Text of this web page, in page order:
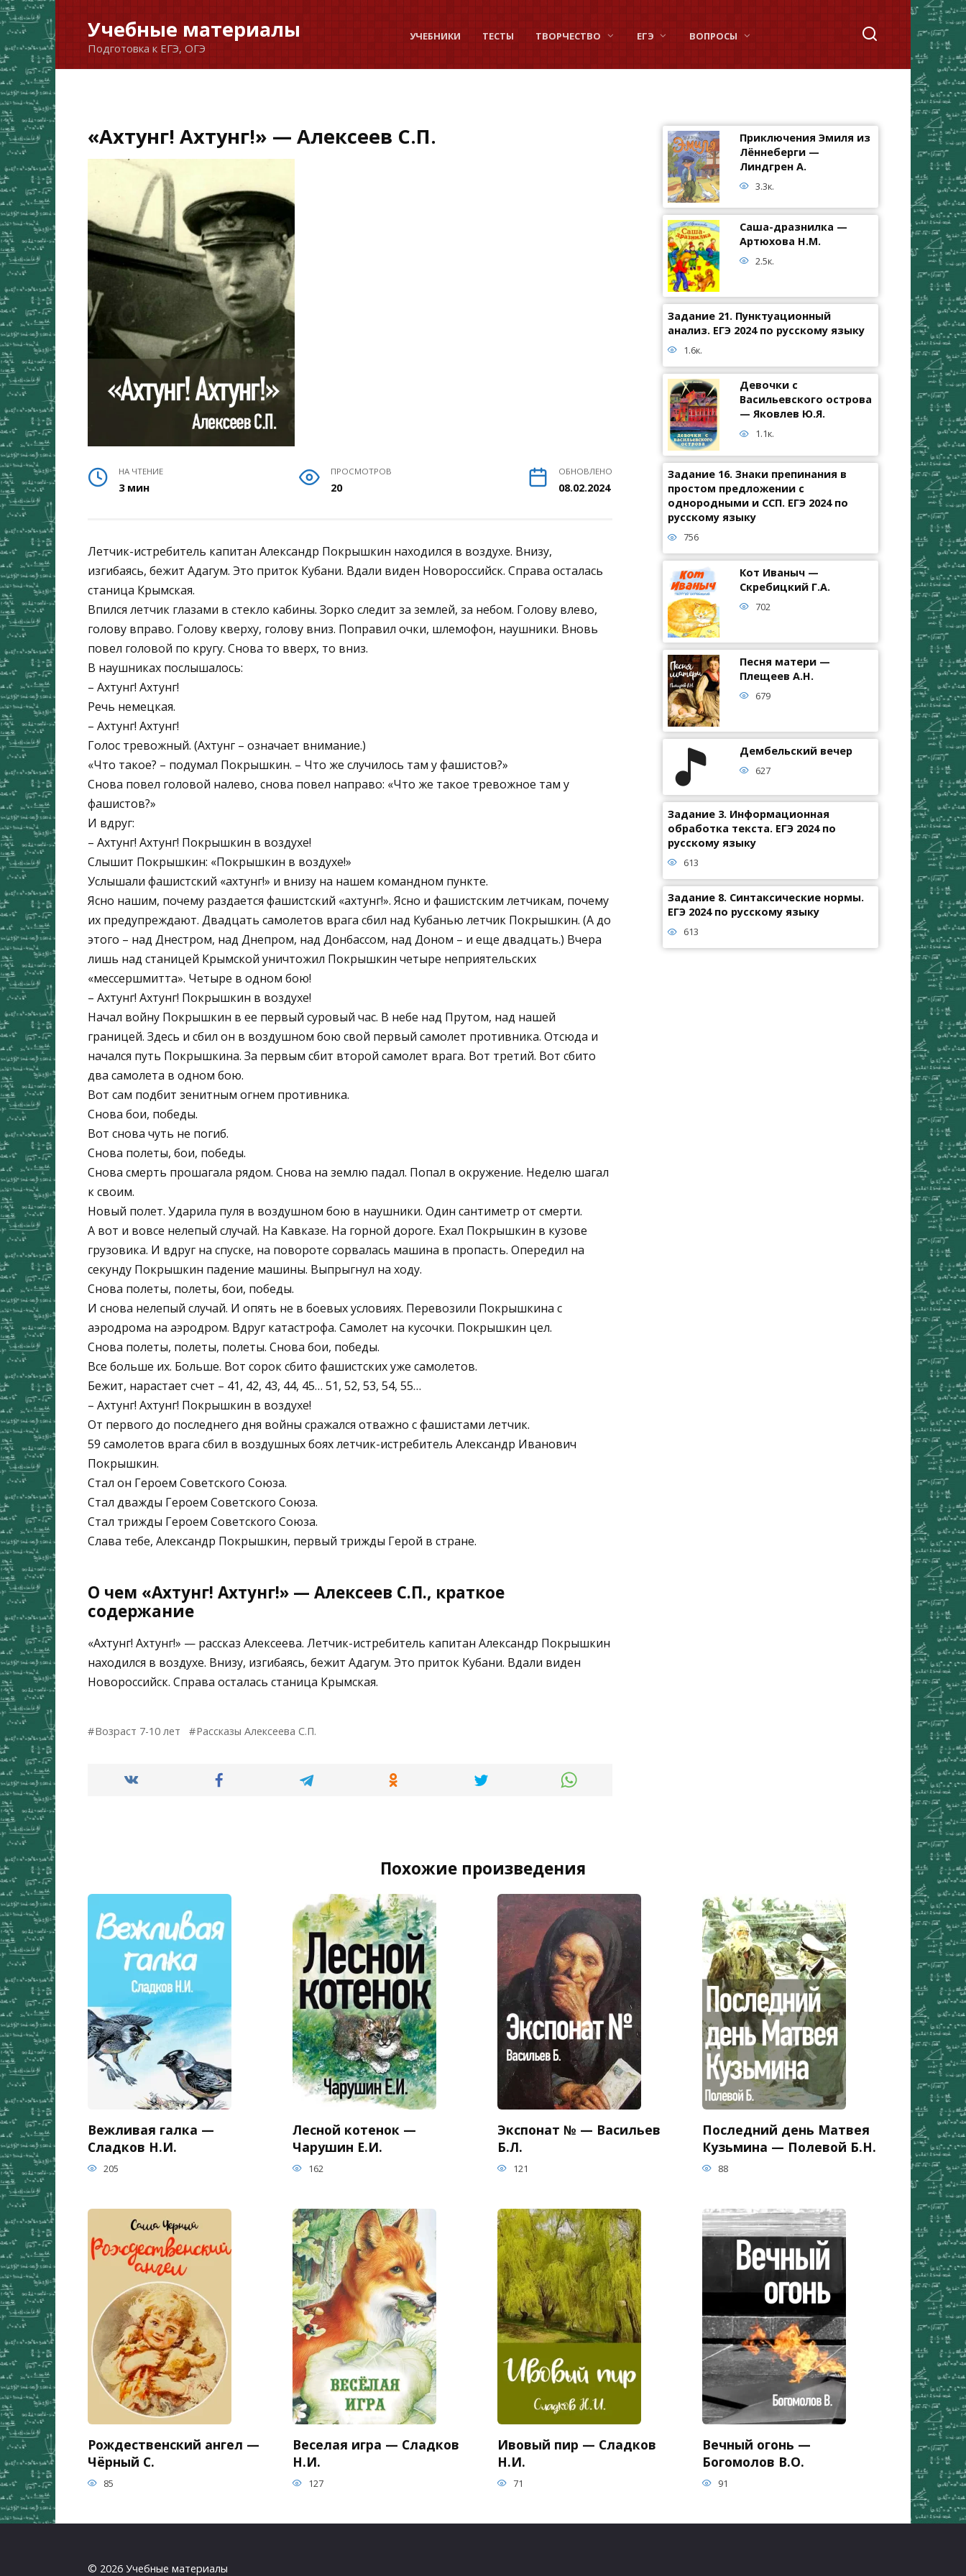
Перейти
к
содержанию
Учебные материалы
Подготовка к ЕГЭ, ОГЭ
УЧЕБНИКИ ТЕСТЫ ТВОРЧЕСТВО ЕГЭ ВОПРОСЫ
«Ахтунг! Ахтунг!» — Алексеев С.П.
НА ЧТЕНИЕ
3 мин
ПРОСМОТРОВ
20
ОБНОВЛЕНО
08.02.2024
Летчик-истребитель капитан Александр Покрышкин находился в воздухе. Внизу,
изгибаясь, бежит Адагум. Это приток Кубани. Вдали виден Новороссийск. Справа осталась
станица Крымская.
Впился летчик глазами в стекло кабины. Зорко следит за землей, за небом. Голову влево,
голову вправо. Голову кверху, голову вниз. Поправил очки, шлемофон, наушники. Вновь
повел головой по кругу. Снова то вверх, то вниз.
В наушниках послышалось:
– Ахтунг! Ахтунг!
Речь немецкая.
– Ахтунг! Ахтунг!
Голос тревожный. (Ахтунг – означает внимание.)
«Что такое? – подумал Покрышкин. – Что же случилось там у фашистов?»
Снова повел головой налево, снова повел направо: «Что же такое тревожное там у
фашистов?»
И вдруг:
– Ахтунг! Ахтунг! Покрышкин в воздухе!
Слышит Покрышкин: «Покрышкин в воздухе!»
Услышали фашистский «ахтунг!» и внизу на нашем командном пункте.
Ясно нашим, почему раздается фашистский «ахтунг!». Ясно и фашистским летчикам, почему
их предупреждают. Двадцать самолетов врага сбил над Кубанью летчик Покрышкин. (А до
этого – над Днестром, над Днепром, над Донбассом, над Доном – и еще двадцать.) Вчера
лишь над станицей Крымской уничтожил Покрышкин четыре неприятельских
«мессершмитта». Четыре в одном бою!
– Ахтунг! Ахтунг! Покрышкин в воздухе!
Начал войну Покрышкин в ее первый суровый час. В небе над Прутом, над нашей
границей. Здесь и сбил он в воздушном бою свой первый самолет противника. Отсюда и
начался путь Покрышкина. За первым сбит второй самолет врага. Вот третий. Вот сбито
два самолета в одном бою.
Вот сам подбит зенитным огнем противника.
Снова бои, победы.
Вот снова чуть не погиб.
Снова полеты, бои, победы.
Снова смерть прошагала рядом. Снова на землю падал. Попал в окружение. Неделю шагал
к своим.
Новый полет. Ударила пуля в воздушном бою в наушники. Один сантиметр от смерти.
А вот и вовсе нелепый случай. На Кавказе. На горной дороге. Ехал Покрышкин в кузове
грузовика. И вдруг на спуске, на повороте сорвалась машина в пропасть. Опередил на
секунду Покрышкин падение машины. Выпрыгнул на ходу.
Снова полеты, полеты, бои, победы.
И снова нелепый случай. И опять не в боевых условиях. Перевозили Покрышкина с
аэродрома на аэродром. Вдруг катастрофа. Самолет на кусочки. Покрышкин цел.
Снова полеты, полеты, полеты. Снова бои, победы.
Все больше их. Больше. Вот сорок сбито фашистских уже самолетов.
Бежит, нарастает счет – 41, 42, 43, 44, 45… 51, 52, 53, 54, 55…
– Ахтунг! Ахтунг! Покрышкин в воздухе!
От первого до последнего дня войны сражался отважно с фашистами летчик.
59 самолетов врага сбил в воздушных боях летчик-истребитель Александр Иванович
Покрышкин.
Стал он Героем Советского Союза.
Стал дважды Героем Советского Союза.
Стал трижды Героем Советского Союза.
Слава тебе, Александр Покрышкин, первый трижды Герой в стране.
О чем «Ахтунг! Ахтунг!» — Алексеев С.П., краткое
содержание
«Ахтунг! Ахтунг!» — рассказ Алексеева. Летчик-истребитель капитан Александр Покрышкин
находился в воздухе. Внизу, изгибаясь, бежит Адагум. Это приток Кубани. Вдали виден
Новороссийск. Справа осталась станица Крымская.
Возраст 7-10 лет Рассказы Алексеева С.П.
Приключения Эмиля из
Лённеберги —
Линдгрен А.
3.3к.
Саша-дразнилка —
Артюхова Н.М.
2.5к.
Задание 21. Пунктуационный
анализ. ЕГЭ 2024 по русскому языку
1.6к.
Девочки с
Васильевского острова
— Яковлев Ю.Я.
1.1к.
Задание 16. Знаки препинания в
простом предложении с
однородными и ССП. ЕГЭ 2024 по
русскому языку
756
Кот Иваныч —
Скребицкий Г.А.
702
Песня матери —
Плещеев А.Н.
679
Дембельский вечер
627
Задание 3. Информационная
обработка текста. ЕГЭ 2024 по
русскому языку
613
Задание 8. Синтаксические нормы.
ЕГЭ 2024 по русскому языку
613
Похожие произведения
Вежливая галка —
Сладков Н.И.
205
Лесной котенок —
Чарушин Е.И.
162
Экспонат № — Васильев
Б.Л.
121
Последний день Матвея
Кузьмина — Полевой Б.Н.
88
Рождественский ангел —
Чёрный С.
85
Веселая игра — Сладков
Н.И.
127
Ивовый пир — Сладков
Н.И.
71
Вечный огонь —
Богомолов В.О.
91
© 2026 Учебные материалы